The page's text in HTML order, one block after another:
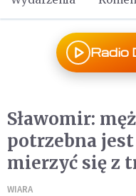
Radio
Sławomir:
potrzebna
mierzyć się z
WIARA